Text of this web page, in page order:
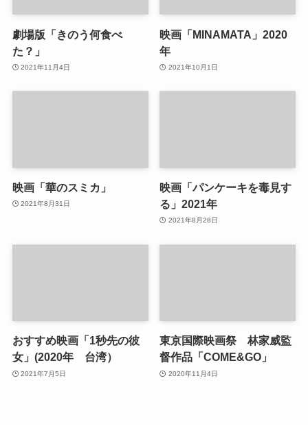
劇場版「きのう何食べ
た？」
2021年11月4日
映画「MINAMATA」2020
年
2021年10月1日
映画「華のスミカ」
2021年8月31日
映画「パンケーキを毒見す
る」2021年
2021年8月28日
おすすめ映画「1秒先の彼
女」(2020年 台湾）
2021年7月5日
東京国際映画祭 林家威監
督作品「COME&GO」
2020年11月4日